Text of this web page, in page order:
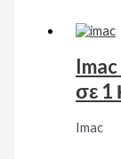
σε 1
Imac